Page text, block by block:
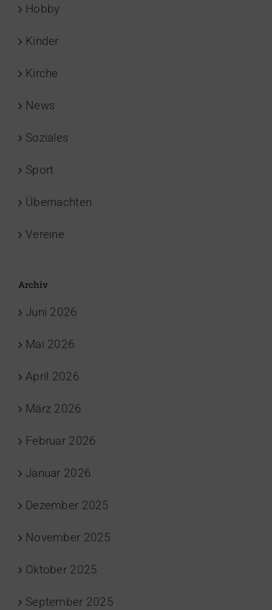
Hobby
Kinder
Kirche
News
Soziales
Sport
Übernachten
Vereine
Archiv
Juni 2026
Mai 2026
April 2026
März 2026
Februar 2026
Januar 2026
Dezember 2025
November 2025
Oktober 2025
September 2025